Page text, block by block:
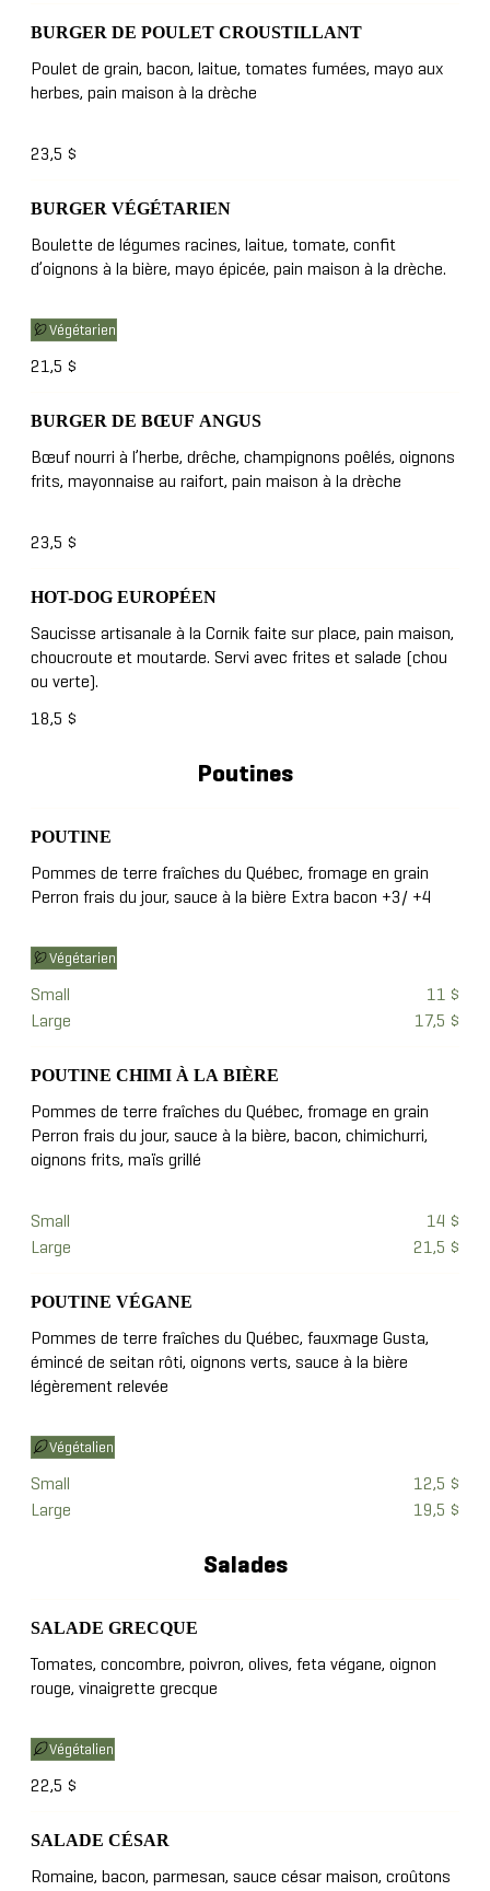
BURGER DE POULET CROUSTILLANT
Poulet de grain, bacon, laitue, tomates fumées, mayo aux
herbes, pain maison à la drèche
23,5 $
BURGER VÉGÉTARIEN
Boulette de légumes racines, laitue, tomate, confit
d’oignons à la bière, mayo épicée, pain maison à la drèche.
21,5 $
Végétarien
BURGER DE BŒUF ANGUS
Bœuf nourri à l’herbe, drêche, champignons poêlés, oignons
frits, mayonnaise au raifort, pain maison à la drèche
23,5 $
HOT-DOG EUROPÉEN
Saucisse artisanale à la Cornik faite sur place, pain maison,
choucroute et moutarde. Servi avec frites et salade (chou
ou verte).
18,5 $
Poutines
POUTINE
Pommes de terre fraîches du Québec, fromage en grain
Perron frais du jour, sauce à la bière Extra bacon +3/ +4
Small
11 $
Large
17,5 $
Végétarien
POUTINE CHIMI À LA BIÈRE
Pommes de terre fraîches du Québec, fromage en grain
Perron frais du jour, sauce à la bière, bacon, chimichurri,
oignons frits, maïs grillé
Small
14 $
Large
21,5 $
POUTINE VÉGANE
Pommes de terre fraîches du Québec, fauxmage Gusta,
émincé de seitan rôti, oignons verts, sauce à la bière
légèrement relevée
Small
12,5 $
Large
19,5 $
Végétalien
Salades
SALADE GRECQUE
Tomates, concombre, poivron, olives, feta végane, oignon
rouge, vinaigrette grecque
22,5 $
Végétalien
SALADE CÉSAR
Romaine, bacon, parmesan, sauce césar maison, croûtons